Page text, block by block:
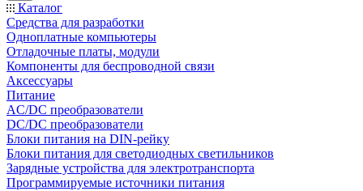
Каталог
Средства для разработки
Одноплатные компьютеры
Отладочные платы, модули
Компоненты для беспроводной связи
Аксессуары
Питание
AC/DC преобразователи
DC/DC преобразователи
Блоки питания на DIN-рейку
Блоки питания для светодиодных светильников
Зарядные устройства для электротранспорта
Программируемые источники питания